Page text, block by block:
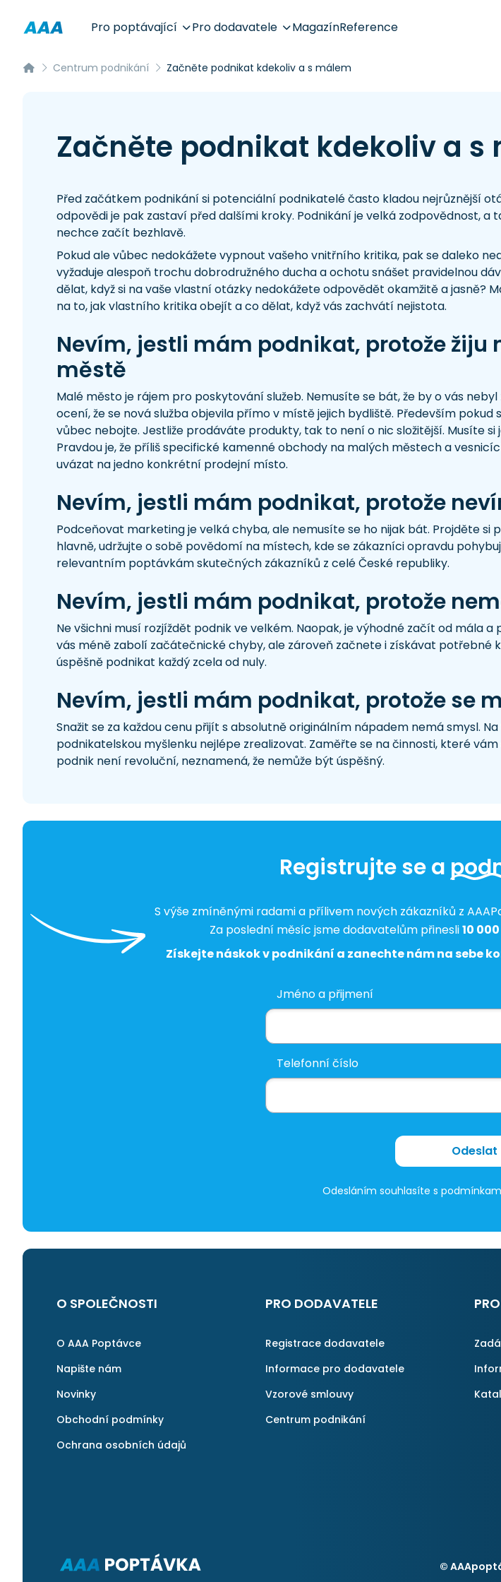
Pro poptávající Pro dodavatele MagazínReference
Centrum podnikání Začněte podnikat kdekoliv a s málem
Začněte podnikat kdekoliv a s
Před začátkem podnikání si potenciální podnikatelé často kladou nejrůznější
odpovědi je pak zastaví před dalšími kroky. Podnikání je velká zodpovědnost, a
nechce začít bezhlavě.
Pokud ale vůbec nedokážete vypnout vašeho vnitřního kritika, pak se daleko
vyžaduje alespoň trochu dobrodružného ducha a ochotu snášet pravidelnou
dělat, když si na vaše vlastní otázky nedokážete odpovědět okamžitě a jasně?
na to, jak vlastního kritika obejít a co dělat, když vás zachvátí nejistota.
Nevím, jestli mám podnikat, protože žiju
městě
Malé město je rájem pro poskytování služeb. Nemusíte se bát, že by o vás
ocení, že se nová služba objevila přímo v místě jejich bydliště. Především
vůbec nebojte. Jestliže prodáváte produkty, tak to není o nic složitější. Musíte
Pravdou je, že příliš specifické kamenné obchody na malých městech a
uvázat na jedno konkrétní prodejní místo.
Nevím, jestli mám podnikat, protože
Podceňovat marketing je velká chyba, ale nemusíte se ho nijak bát. Projděte
hlavně, udržujte o sobě povědomí na místech, kde se zákazníci opravdu
relevantním poptávkám skutečných zákazníků z celé České republiky.
Nevím, jestli mám podnikat, protože
Ne všichni musí rozjíždět podnik ve velkém. Naopak, je výhodné začít od
vás méně zabolí začátečnické chyby, ale zároveň začnete i získávat
úspěšně podnikat každý zcela od nuly.
Nevím, jestli mám podnikat, protože se
Snažit se za každou cenu přijít s absolutně originálním nápadem nemá smysl.
podnikatelskou myšlenku nejlépe zrealizovat. Zaměřte se na činnosti, které
podnik není revoluční, neznamená, že nemůže být úspěšný.
Registrujte se a
S výše zmíněnými radami a přílivem nových zákazníků z
Za poslední měsíc jsme dodavatelům přinesli10 000
Získejte náskok v podnikání a zanechte nám na sebe
Jméno a přijmení
Telefonní číslo
Odeslat
Odesláním souhlasíte s
O SPOLEČNOSTI
O AAA Poptávce
Napište nám
Novinky
Obchodní podmínky
Ochrana osobních údajů
PRO DODAVATELE
Registrace dodavatele
Informace pro dodavatele
Vzorové smlouvy
Centrum podnikání
©